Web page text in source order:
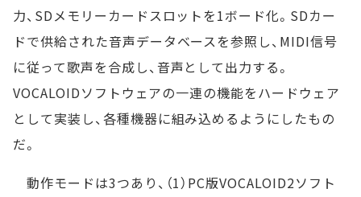
力、SDメモリーカードスロットを1ボード化。SDカー
ドで供給された音声データベースを参照し、MIDI信号
に従って歌声を合成し、音声として出力する。
VOCALOIDソフトウェアの一連の機能をハードウェア
として実装し、各種機器に組み込めるようにしたもの
だ。
動作モードは3つあり、（1）PC版VOCALOID2ソフト